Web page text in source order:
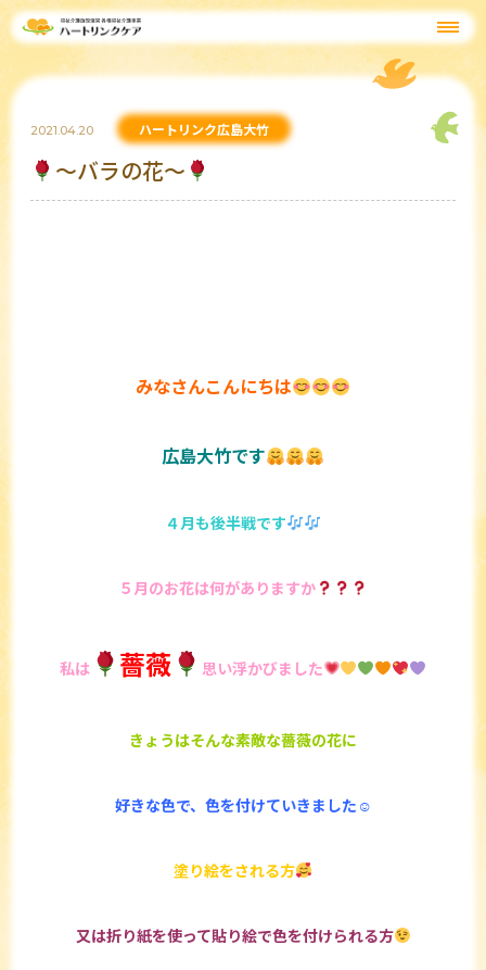
2021.04.20 ハートリンク広島大竹
～バラの花～
みなさんこんにちは
広島大竹です
４月も後半戦です
５月のお花は何がありますか
私は 薔薇 思い浮かびました
きょうはそんな素敵な薔薇の花に
好きな色で、色を付けていきました☺
塗り絵をされる方
又は折り紙を使って貼り絵で色を付けられる方